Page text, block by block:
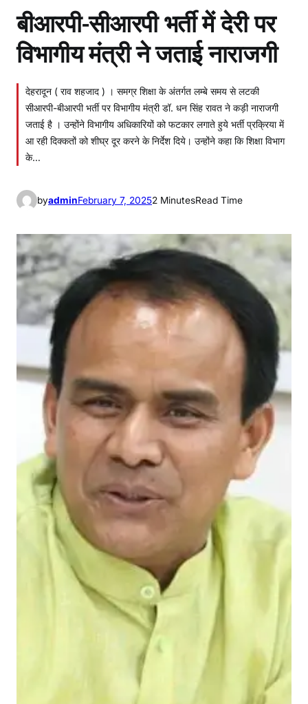
बीआरपी-सीआरपी भर्ती में देरी पर
विभागीय मंत्री ने जताई नाराजगी
देहरादून ( राव शहजाद ) । समग्र शिक्षा के अंतर्गत लम्बे समय से लटकी
सीआरपी-बीआरपी भर्ती पर विभागीय मंत्री डॉ. धन सिंह रावत ने कड़ी नाराजगी
जताई है । उन्होंने विभागीय अधिकारियों को फटकार लगाते हुये भर्ती प्रक्रिया में
आ रही दिक्कतों को शीघ्र दूर करने के निर्देश दिये। उन्होंने कहा कि शिक्षा विभाग
के…
byadminFebruary 7, 20252 MinutesRead Time